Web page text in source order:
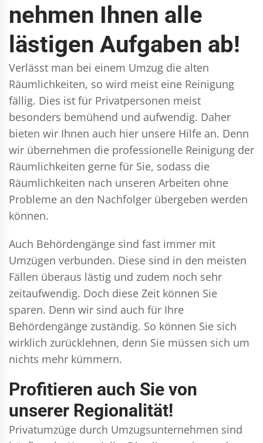
nehmen Ihnen alle
lästigen Aufgaben ab!
Verlässt man bei einem Umzug die alten
Räumlichkeiten, so wird meist eine Reinigung
fällig. Dies ist für Privatpersonen meist
besonders bemühend und aufwendig. Daher
bieten wir Ihnen auch hier unsere Hilfe an. Denn
wir übernehmen die professionelle Reinigung der
Räumlichkeiten gerne für Sie, sodass die
Räumlichkeiten nach unseren Arbeiten ohne
Probleme an den Nachfolger übergeben werden
können.
Auch Behördengänge sind fast immer mit
Umzügen verbunden. Diese sind in den meisten
Fällen überaus lästig und zudem noch sehr
zeitaufwendig. Doch diese Zeit können Sie
sparen. Denn wir sind auch für Ihre
Behördengänge zuständig. So können Sie sich
wirklich zurücklehnen, denn Sie müssen sich um
nichts mehr kümmern.
Profitieren auch Sie von
unserer Regionalität!
Privatumzüge durch Umzugsunternehmen sind